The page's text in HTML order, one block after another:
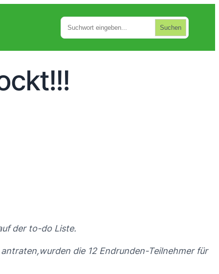
Suchen Suchen
der to-do Liste.
die 12 Endrunden-Teilnehmer für